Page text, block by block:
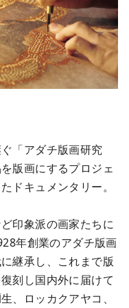
「アダチ版画研究
版画にするプロジェ
ドキュメンタリー。
印象派の画家たちに
年創業のアダチ版画
継承し、これまで版
刻し国内外に届けて
、ロッカクアヤコ、